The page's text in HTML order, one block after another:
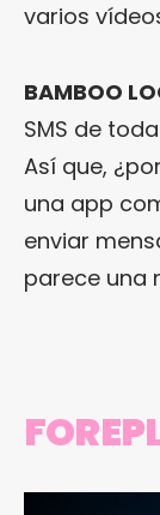
varios
BAMBOO
SMS de
Así que,
una app
enviar
parece una